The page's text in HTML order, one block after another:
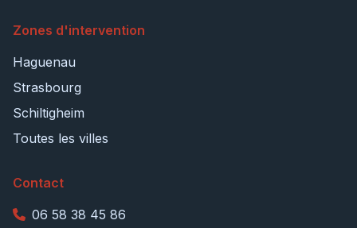
Zones d'intervention
Haguenau
Strasbourg
Schiltigheim
Toutes les villes
Contact
06 58 38 45 86